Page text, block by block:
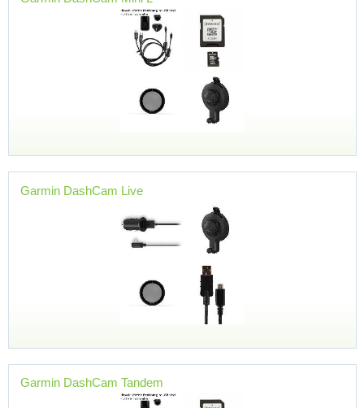
Garmin DashCam Live
Garmin DashCam Tandem